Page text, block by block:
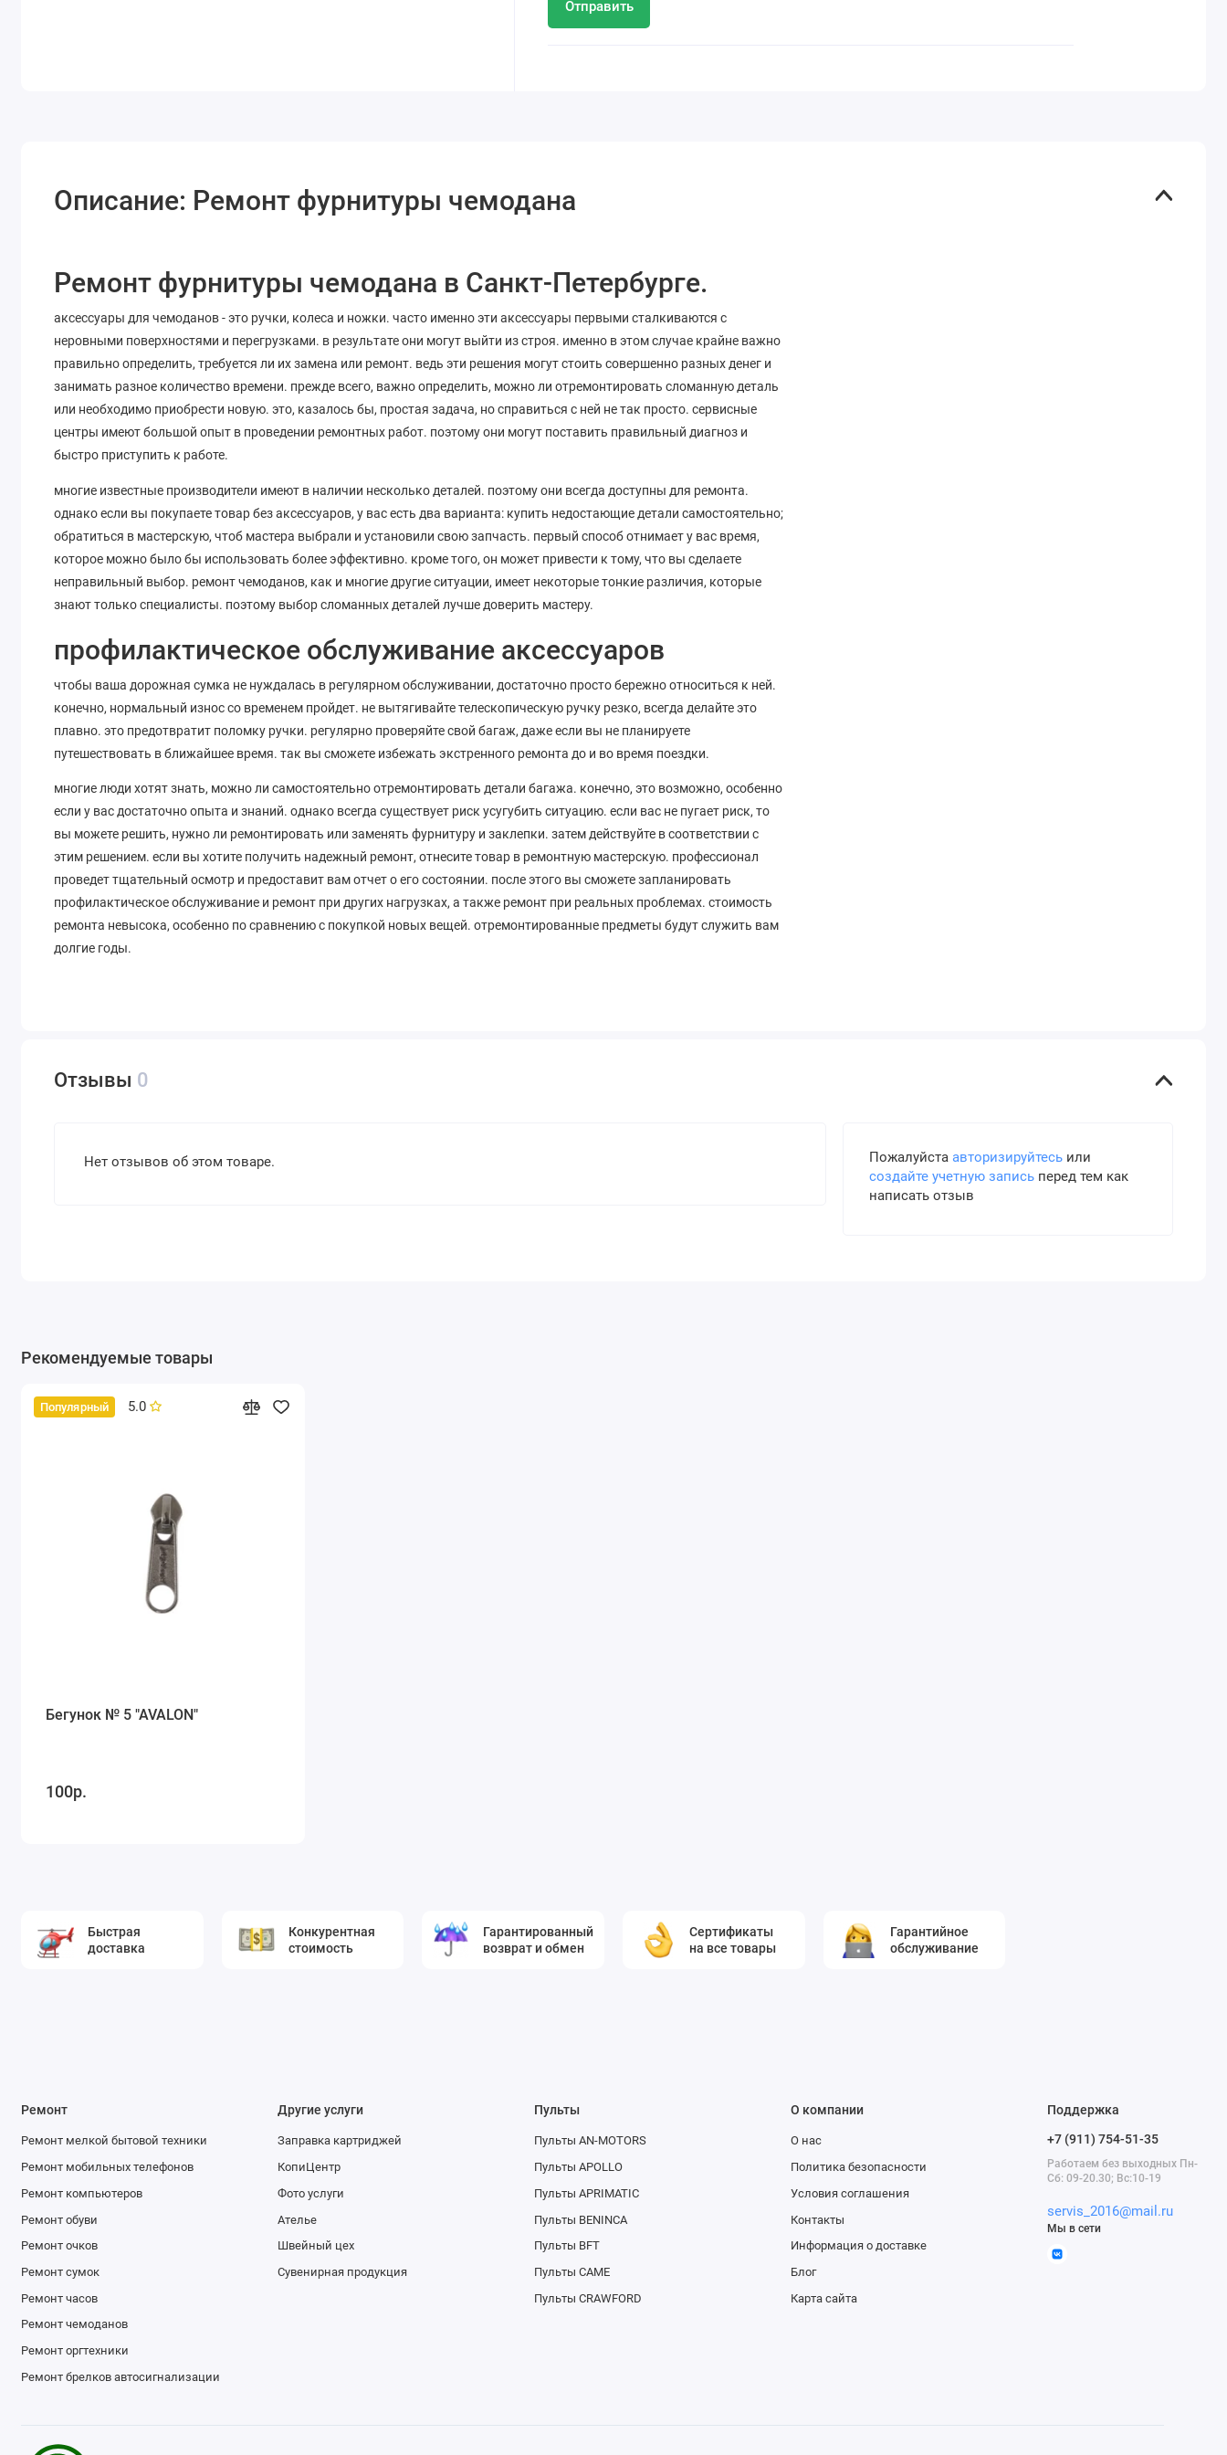
Отправить
Описание: Ремонт фурнитуры чемодана
Ремонт фурнитуры чемодана в Санкт-Петербурге.
аксессуары для чемоданов - это ручки, колеса и ножки. часто именно эти аксессуары первыми сталкиваются с
неровными поверхностями и перегрузками. в результате они могут выйти из строя. именно в этом случае крайне важно
правильно определить, требуется ли их замена или ремонт. ведь эти решения могут стоить совершенно разных денег и
занимать разное количество времени. прежде всего, важно определить, можно ли отремонтировать сломанную деталь
или необходимо приобрести новую. это, казалось бы, простая задача, но справиться с ней не так просто. сервисные
центры имеют большой опыт в проведении ремонтных работ. поэтому они могут поставить правильный диагноз и
быстро приступить к работе.
многие известные производители имеют в наличии несколько деталей. поэтому они всегда доступны для ремонта.
однако если вы покупаете товар без аксессуаров, у вас есть два варианта: купить недостающие детали самостоятельно;
обратиться в мастерскую, чтоб мастера выбрали и установили свою запчасть. первый способ отнимает у вас время,
которое можно было бы использовать более эффективно. кроме того, он может привести к тому, что вы сделаете
неправильный выбор. ремонт чемоданов, как и многие другие ситуации, имеет некоторые тонкие различия, которые
знают только специалисты. поэтому выбор сломанных деталей лучше доверить мастеру.
профилактическое обслуживание аксессуаров
чтобы ваша дорожная сумка не нуждалась в регулярном обслуживании, достаточно просто бережно относиться к ней.
конечно, нормальный износ со временем пройдет. не вытягивайте телескопическую ручку резко, всегда делайте это
плавно. это предотвратит поломку ручки. регулярно проверяйте свой багаж, даже если вы не планируете
путешествовать в ближайшее время. так вы сможете избежать экстренного ремонта до и во время поездки.
многие люди хотят знать, можно ли самостоятельно отремонтировать детали багажа. конечно, это возможно, особенно
если у вас достаточно опыта и знаний. однако всегда существует риск усугубить ситуацию. если вас не пугает риск, то
вы можете решить, нужно ли ремонтировать или заменять фурнитуру и заклепки. затем действуйте в соответствии с
этим решением. если вы хотите получить надежный ремонт, отнесите товар в ремонтную мастерскую. профессионал
проведет тщательный осмотр и предоставит вам отчет о его состоянии. после этого вы сможете запланировать
профилактическое обслуживание и ремонт при других нагрузках, а также ремонт при реальных проблемах. стоимость
ремонта невысока, особенно по сравнению с покупкой новых вещей. отремонтированные предметы будут служить вам
долгие годы.
Отзывы 0
Нет отзывов об этом товаре. Пожалуйста авторизируйтесьили
создайте учетную записьперед тем как
написать отзыв
Рекомендуемые товары
Популярный 5.0
Бегунок № 5 "AVALON"
100р.
Быстрая
доставка
Конкурентная
стоимость
Гарантированный
возврат и обмен
Сертификаты
на все товары
Гарантийное
обслуживание
Ремонт
Ремонт мелкой бытовой техники
Ремонт мобильных телефонов
Ремонт компьютеров
Ремонт обуви
Ремонт очков
Ремонт сумок
Ремонт часов
Ремонт чемоданов
Ремонт оргтехники
Ремонт брелков автосигнализации
Другие услуги
Заправка картриджей
КопиЦентр
Фото услуги
Ателье
Швейный цех
Сувенирная продукция
Пульты
Пульты AN-MOTORS
Пульты APOLLO
Пульты APRIMATIC
Пульты BENINCA
Пульты BFT
Пульты CAME
Пульты CRAWFORD
О компании
О нас
Политика безопасности
Условия соглашения
Контакты
Информация о доставке
Блог
Карта сайта
Поддержка
+7 (911) 754-51-35
Работаем без выходных Пн-
Сб: 09-20.30; Вс:10-19
servis_2016@mail.ru
Мы в сети